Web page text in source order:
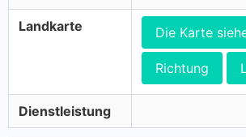
Landkarte Die Karte
Richtung
Dienstleistung